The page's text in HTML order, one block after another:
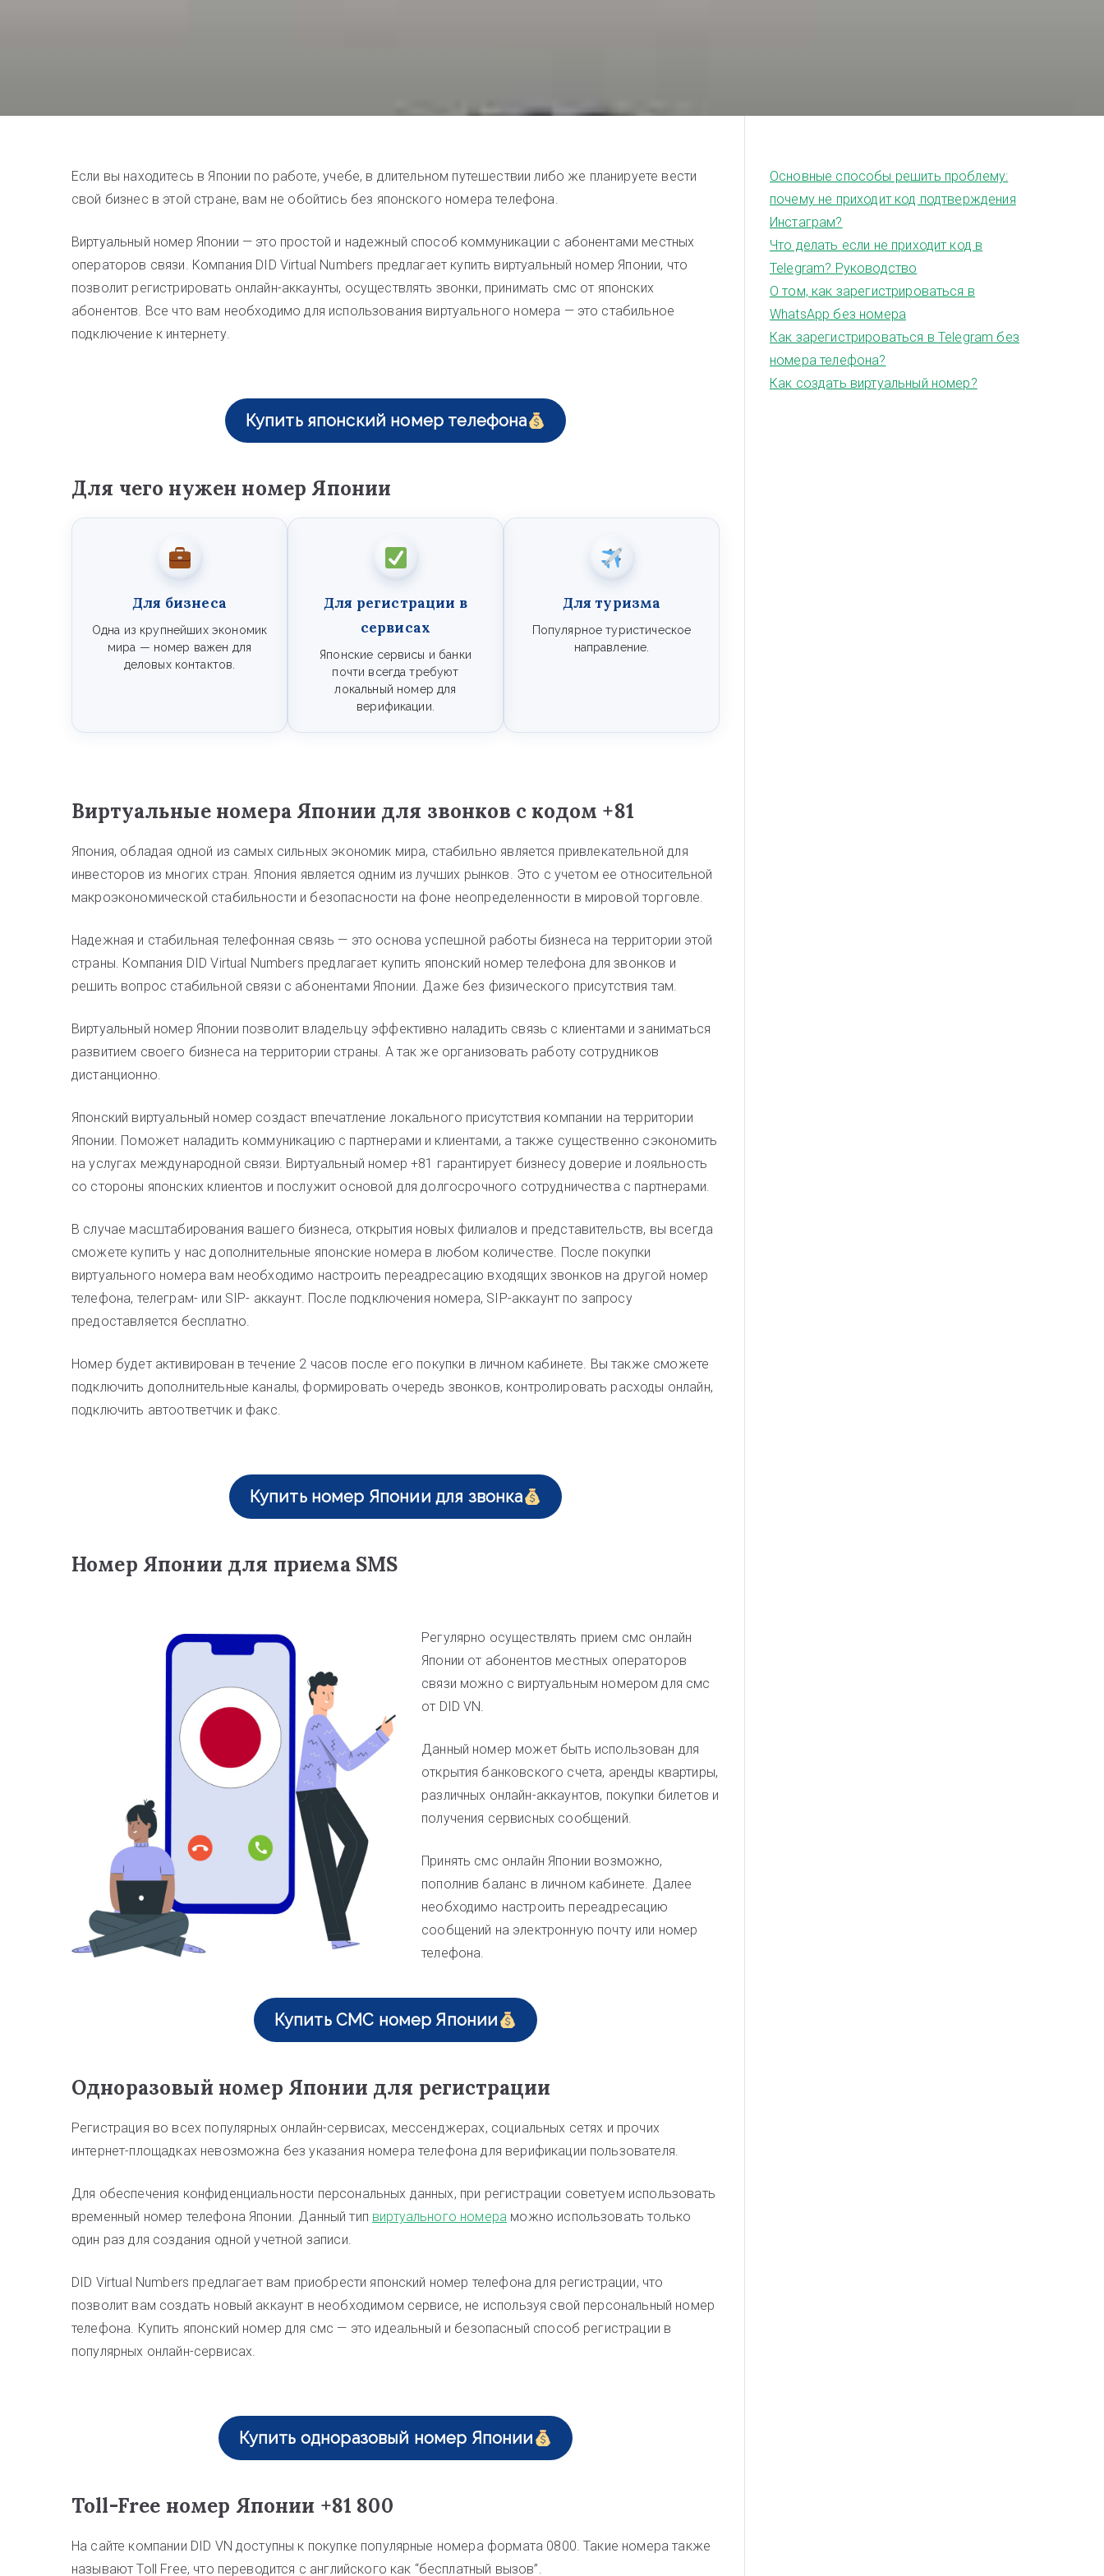
Если вы находитесь в Японии по работе, учебе, в длительном путешествии либо же планируете вести
свой бизнес в этой стране, вам не обойтись без японского номера телефона.
Виртуальный номер Японии — это простой и надежный способ коммуникации с абонентами местных
операторов связи. Компания DID Virtual Numbers предлагает купить виртуальный номер Японии, что
позволит регистрировать онлайн-аккаунты, осуществлять звонки, принимать смс от японских
абонентов. Все что вам необходимо для использования виртуального номера — это стабильное
подключение к интернету.
Купить японский номер телефона
Для чего нужен номер Японии
Для бизнеса
Одна из крупнейших экономик
мира — номер важен для
деловых контактов.
Для регистрации в
сервисах
Японские сервисы и банки
почти всегда требуют
локальный номер для
верификации.
Для туризма
Популярное туристическое
направление.
Виртуальные номера Японии для звонков с кодом +81
Япония, обладая одной из самых сильных экономик мира, стабильно является привлекательной для
инвесторов из многих стран. Япония является одним из лучших рынков. Это с учетом ее относительной
макроэкономической стабильности и безопасности на фоне неопределенности в мировой торговле.
Надежная и стабильная телефонная связь — это основа успешной работы бизнеса на территории этой
страны. Компания DID Virtual Numbers предлагает купить японский номер телефона для звонков и
решить вопрос стабильной связи с абонентами Японии. Даже без физического присутствия там.
Виртуальный номер Японии позволит владельцу эффективно наладить связь с клиентами и заниматься
развитием своего бизнеса на территории страны. А так же организовать работу сотрудников
дистанционно.
Японский виртуальный номер создаст впечатление локального присутствия компании на территории
Японии. Поможет наладить коммуникацию с партнерами и клиентами, а также существенно сэкономить
на услугах международной связи. Виртуальный номер +81 гарантирует бизнесу доверие и лояльность
со стороны японских клиентов и послужит основой для долгосрочного сотрудничества с партнерами.
В случае масштабирования вашего бизнеса, открытия новых филиалов и представительств, вы всегда
сможете купить у нас дополнительные японские номера в любом количестве. После покупки
виртуального номера вам необходимо настроить переадресацию входящих звонков на другой номер
телефона, телеграм- или SIP- аккаунт. После подключения номера, SIP-аккаунт по запросу
предоставляется бесплатно.
Номер будет активирован в течение 2 часов после его покупки в личном кабинете. Вы также сможете
подключить дополнительные каналы, формировать очередь звонков, контролировать расходы онлайн,
подключить автоответчик и факс.
Купить номер Японии для звонка
Номер Японии для приема SMS
Регулярно осуществлять прием смс онлайн
Японии от абонентов местных операторов
связи можно с виртуальным номером для смс
от DID VN.
Данный номер может быть использован для
открытия банковского счета, аренды квартиры,
различных онлайн-аккаунтов, покупки билетов и
получения сервисных сообщений.
Принять смс онлайн Японии возможно,
пополнив баланс в личном кабинете. Далее
необходимо настроить переадресацию
сообщений на электронную почту или номер
телефона.
Купить СМС номер Японии
Одноразовый номер Японии для регистрации
Регистрация во всех популярных онлайн-сервисах, мессенджерах, социальных сетях и прочих
интернет-площадках невозможна без указания номера телефона для верификации пользователя.
Для обеспечения конфиденциальности персональных данных, при регистрации советуем использовать
временный номер телефона Японии. Данный тип виртуального номера можно использовать только
один раз для создания одной учетной записи.
DID Virtual Numbers предлагает вам приобрести японский номер телефона для регистрации, что
позволит вам создать новый аккаунт в необходимом сервисе, не используя свой персональный номер
телефона. Купить японский номер для смс — это идеальный и безопасный способ регистрации в
популярных онлайн-сервисах.
Купить одноразовый номер Японии
Toll-Free номер Японии +81 800
На сайте компании DID VN доступны к покупке популярные номера формата 0800. Такие номера также
называют Toll Free, что переводится с английского как “бесплатный вызов”.
Основные способы решить проблему:
почему не приходит код подтверждения
Инстаграм?
Что делать если не приходит код в
Telegram? Руководство
О том, как зарегистрироваться в
WhatsApp без номера
Как зарегистрироваться в Telegram без
номера телефона?
Как создать виртуальный номер?